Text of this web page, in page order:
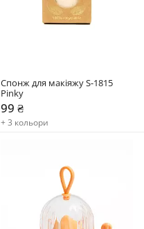
Спонж для макіяжу S-1815
Pinky
99 ₴
+ 3 кольори